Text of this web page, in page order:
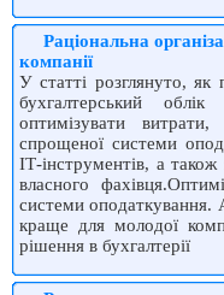
Раціональна
компанії
У статті розглянуто, як
бухгалтерський
оптимізувати витрати,
спрощеної системи
ІТ-інструментів, а
власного
системи оподаткування.
краще для молодої
рішення в бухгалтерії